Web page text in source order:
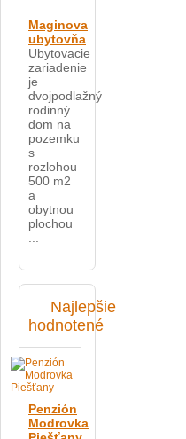
Maginova
ubytovňa
Ubytovacie
zariadenie
je
dvojpodlažný
rodinný
dom na
pozemku
s
rozlohou
500 m2
a
obytnou
plochou
Najlepšie
hodnotené
Penzión
Modrovka